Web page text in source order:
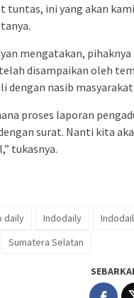
tuntas, ini yang akan
mengatakan, pihaknya
disampaikan oleh
dengan nasib masyarakat
proses laporan
surat. Nanti kita
tukasnya.
daily Indodaily
Sumatera Selatan